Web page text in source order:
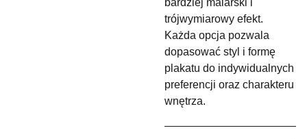
bardziej malarski i
trójwymiarowy efekt.
Każda opcja pozwala
dopasować styl i formę
plakatu do indywidualnych
preferencji oraz charakteru
wnętrza.